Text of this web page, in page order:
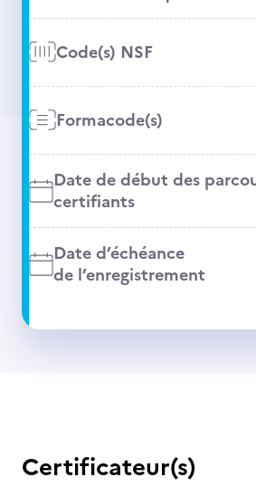
Code(s) NSF
Formacode(s)
Date de début des
certifiants
Date d’échéance
de l’enregistrement
Certificateur(s)